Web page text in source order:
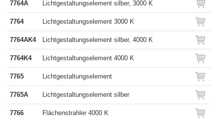
7764A Lichtgestaltungselement silber, 3000 K
7764 Lichtgestaltungselement 3000 K
7764AK4 Lichtgestaltungselement silber, 4000 K
7764K4 Lichtgestaltungselement 4000 K
7765 Lichtgestaltungselement
7765A Lichtgestaltungselement silber
7766 Flächenstrahler 4000 K